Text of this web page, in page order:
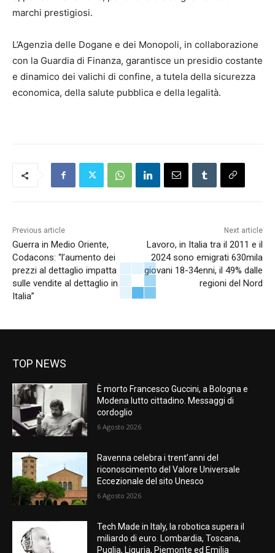
marchi prestigiosi.
L’Agenzia delle Dogane e dei Monopoli, in collaborazione
con la Guardia di Finanza, garantisce un presidio costante
e dinamico dei valichi di confine, a tutela della sicurezza
economica, della salute pubblica e della legalità.
Previous article
Guerra in Medio Oriente,
Codacons: “l’aumento dei
prezzi al dettaglio impatta
sulle vendite al dettaglio in
Italia”
Next article
Lavoro, in Italia tra il 2011 e il
2024 sono emigrati 630mila
giovani 18-34enni, il 49% dalle
regioni del Nord
TOP NEWS
È morto Francesco Guccini, a Bologna e
Modena lutto cittadino. Messaggi di
cordoglio
6 Agosto 2026
Ravenna celebra i trent’anni del
riconoscimento del Valore Universale
Eccezionale del sito Unesco
6 Agosto 2026
Tech Made in Italy, la robotica supera il
miliardo di euro. Lombardia, Toscana,
Puglia, Liguria, Piemonte ed Emilia